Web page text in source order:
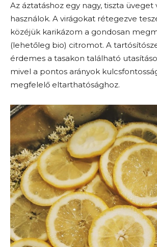
Az áztatáshoz egy nagy, tiszta üveget
használok. A virágokat rétegezve
közéjük karikázom a gondosan
(lehetőleg bio) citromot. A
érdemes a tasakon található
mivel a pontos arányok
megfelelő eltarthatósághoz.